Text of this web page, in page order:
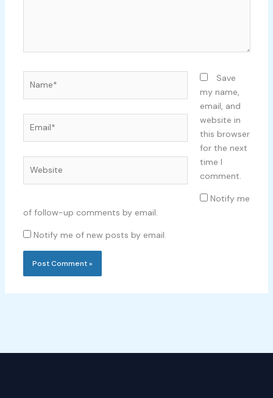
Save
my name,
email, and
website in
this browser
for the next
time I
comment.
Notify me
of follow-up comments by email.
Notify me of new posts by email.